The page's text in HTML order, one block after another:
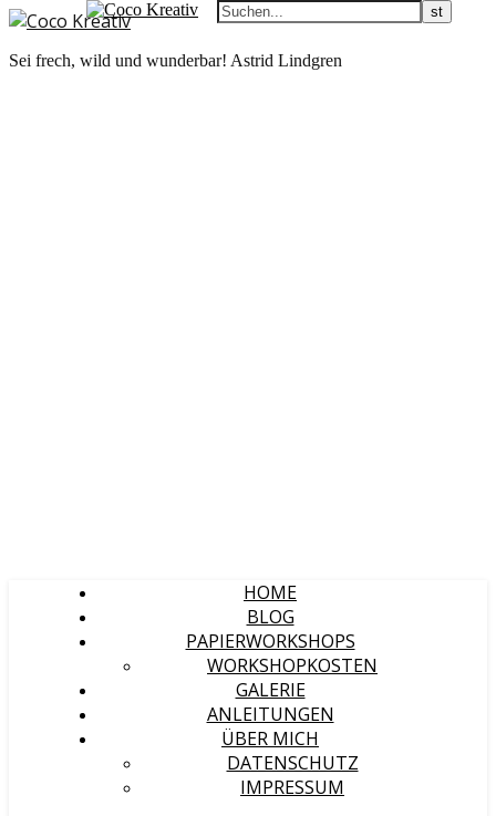
Sei frech, wild und wunderbar! Astrid Lindgren
HOME
BLOG
PAPIERWORKSHOPS
WORKSHOPKOSTEN
GALERIE
ANLEITUNGEN
ÜBER MICH
DATENSCHUTZ
IMPRESSUM